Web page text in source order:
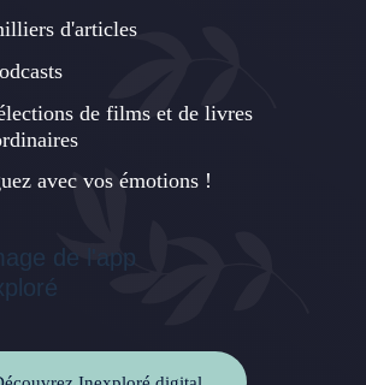
d'articles
de films et de livres
avec vos émotions !